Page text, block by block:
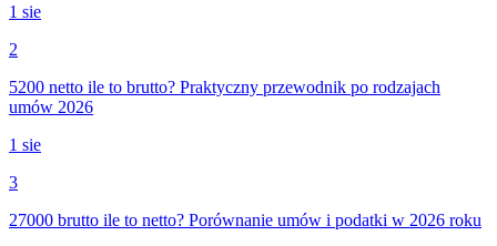
1 sie
2
5200 netto ile to brutto? Praktyczny przewodnik po rodzajach
umów 2026
1 sie
3
27000 brutto ile to netto? Porównanie umów i podatki w 2026 roku